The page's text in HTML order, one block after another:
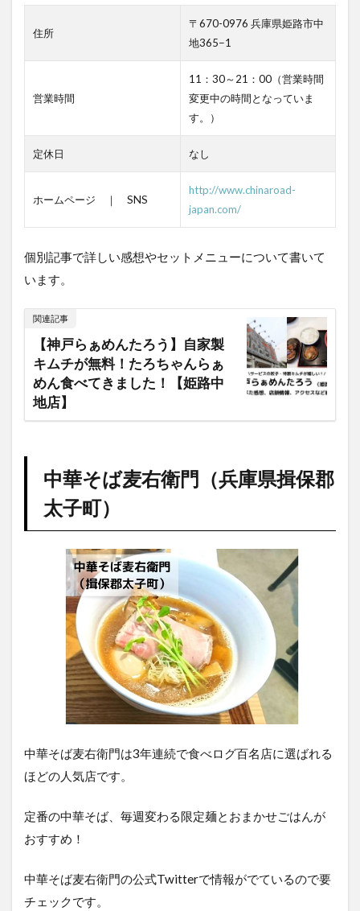
住所
〒670-0976 兵庫県姫路市中
地365−1
営業時間
11：30～21：00（営業時間
変更中の時間となっていま
す。）
定休日 なし
ホームページ ｜ SNS
http://www.chinaroad-
japan.com/
個別記事で詳しい感想やセットメニューについて書いて
います。
関連記事
【神戸らぁめんたろう】自家製
キムチが無料！たろちゃんらぁ
めん食べてきました！【姫路中
地店】
中華そば麦右衛門（兵庫県揖保郡
太子町）
中華そば麦右衛門は3年連続で食べログ百名店に選ばれる
ほどの人気店です。
定番の中華そば、毎週変わる限定麺とおまかせごはんが
おすすめ！
中華そば麦右衛門の公式Twitterで情報がでているので要
チェックです。